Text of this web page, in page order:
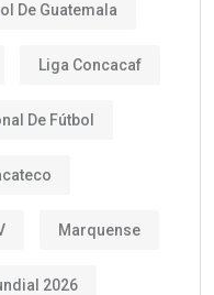
De Guatemala
Liga Concacaf
De Fútbol
Marquense
2026